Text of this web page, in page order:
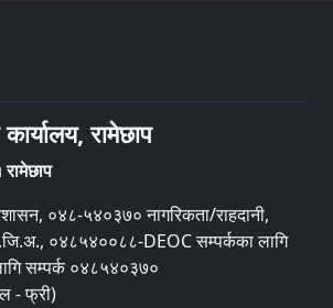
रामेछाप
०४८-५४०३७० नागरिकता/राहदानी,
०४८५४००८८-DEOC सम्पर्कका लागि
सम्पर्क ०४८५४०३७०
- फ्री)